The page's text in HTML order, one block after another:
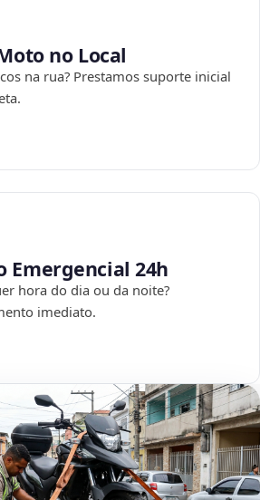
no Local
na rua? Prestamos suporte inicial
Emergencial 24h
hora do dia ou da noite?
imediato.